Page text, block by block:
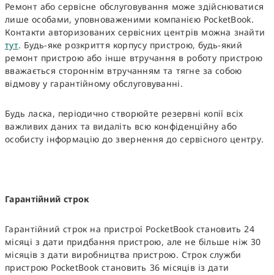
Ремонт або сервісне обслуговування може здійснюватися
лише особами, уповноваженими компанією PocketBook.
Контакти авторизованих сервісних центрів можна знайти
тут. Будь-яке розкриття корпусу пристрою, будь-який
ремонт пристрою або інше втручання в роботу пристрою
вважається стороннім втручанням та тягне за собою
відмову у гарантійному обслуговуванні.
Будь ласка, періодично створюйте резервні копії всіх
важливих даних та видаліть всю конфіденційну або
особисту інформацію до звернення до сервісного центру.
Гарантійний строк
Гарантійний строк на пристрої PocketBook становить 24
місяці з дати придбання пристрою, але не більше ніж 30
місяців з дати виробництва пристрою. Строк служби
пристрою PocketBook становить 36 місяців із дати